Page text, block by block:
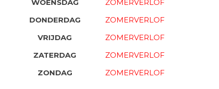
WOENSDAG
ZOMERVERLOF
DONDERDAG
ZOMERVERLOF
VRIJDAG
ZOMERVERLOF
ZATERDAG
ZOMERVERLOF
ZONDAG
ZOMERVERLOF